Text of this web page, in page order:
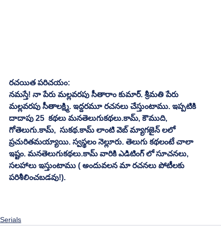
రచయిత పరిచయం:
నమస్తే! నా పేరు మల్లవరపు సీతారాం కుమార్. శ్రీమతి పేరు
మల్లవరపు సీతాలక్ష్మి. ఇద్దరమూ రచనలు చేస్తుంటాము. ఇప్పటికి
దాదాపు 25  కథలు మనతెలుగుకథలు.కామ్, కౌముది,
గోతెలుగు.కామ్,  సుకథ.కామ్ లాంటి వెబ్ మ్యాగజైన్ లలో
ప్రచురితమయ్యాయి. స్వస్థలం నెల్లూరు. తెలుగు కథలంటే చాలా
ఇష్టం. మనతెలుగుకథలు.కామ్ వారికి ఎడిటింగ్ లో సూచనలు,
సలహాలు ఇస్తుంటాము ( అందువలన మా రచనలు పోటీలకు
పరిశీలించబడవు!).
Serials